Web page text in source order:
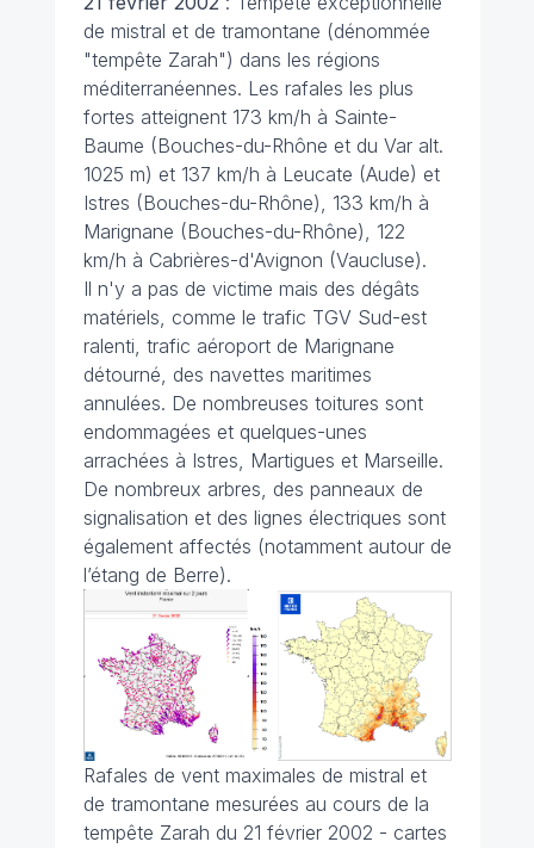
de mistral et de tramontane (dénommée
"tempête Zarah") dans les régions
méditerranéennes. Les rafales les plus
fortes atteignent 173 km/h à Sainte-
Baume (Bouches-du-Rhône et du Var alt.
1025 m) et 137 km/h à Leucate (Aude) et
Istres (Bouches-du-Rhône), 133 km/h à
Marignane (Bouches-du-Rhône), 122
km/h à Cabrières-d'Avignon (Vaucluse).
Il n'y a pas de victime mais des dégâts
matériels, comme le trafic TGV Sud-est
ralenti, trafic aéroport de Marignane
détourné, des navettes maritimes
annulées. De nombreuses toitures sont
endommagées et quelques-unes
arrachées à Istres, Martigues et Marseille.
De nombreux arbres, des panneaux de
signalisation et des lignes électriques sont
également affectés (notamment autour de
l’étang de Berre).
Rafales de vent maximales de mistral et
de tramontane mesurées au cours de la
tempête Zarah du 21 février 2002 - cartes